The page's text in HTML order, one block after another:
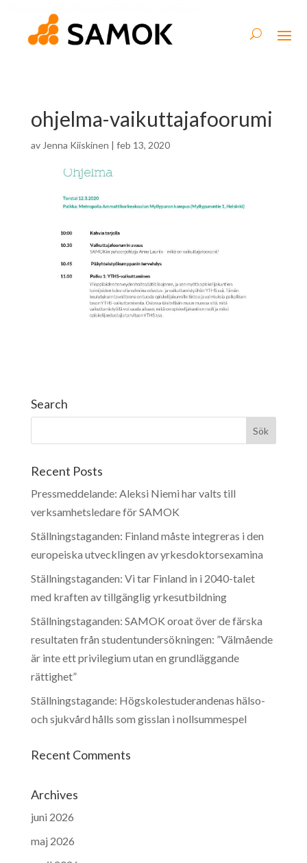
ohjelma-vaikuttajafoorumi
av Jenna Kiiskinen | feb 13, 2020
Search
Recent Posts
Pressmeddelande: Aleksi Niemi har valts till
verksamhetsledare för SAMOK
Ställningstaganden: Finland måste integreras i den
europeiska utvecklingen av yrkesdoktorsexamina
Ställningstaganden: Vi tar Finland in i 2040-talet
med kraften av tillgänglig yrkesutbildning
Ställningstaganden: SAMOK oroat över de färska
resultaten från studentundersökningen: ”Välmående
är inte ett privilegium utan en grundläggande
rättighet”
Ställningstagande: Högskolestuderandenas hälso-
och sjukvård hålls som gisslan i nollsummespel
Recent Comments
Archives
juni 2026
maj 2026